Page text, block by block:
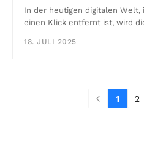
In der heutigen digitalen
einen Klick entfernt ist, wird
18. JULI 2025
1 2